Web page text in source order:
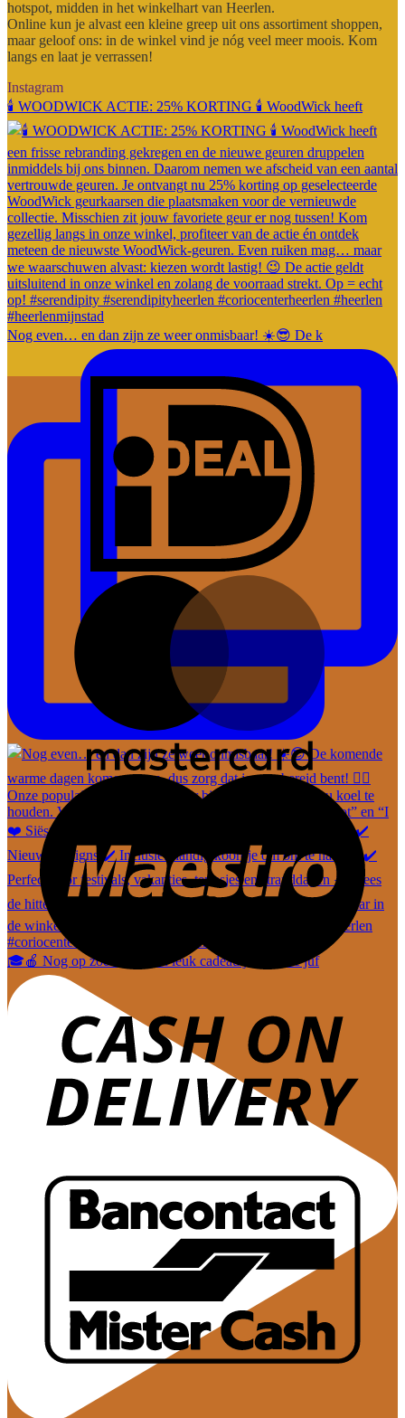
hotspot, midden in het winkelhart van Heerlen.
Online kun je alvast een kleine greep uit ons assortiment shoppen,
maar geloof ons: in de winkel vind je nóg veel meer moois. Kom
langs en laat je verrassen!
Instagram
🕯️ WOODWICK ACTIE: 25% KORTING 🕯️ WoodWick heeft
Nog even… en dan zijn ze weer onmisbaar! ☀️😎 De k
🎓🍎 Nog op zoek naar een leuk cadeautje voor de juf